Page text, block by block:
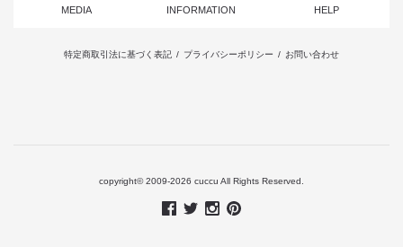
MEDIA INFORMATION HELP
特定商取引法に基づく表記 / プライバシーポリシー / お問い合わせ
copyright© 2009-2026 cuccu All Rights Reserved.